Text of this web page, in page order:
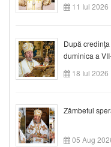
11 Iul 2026
După
duminica a
18 Iul 2026
Zâmbetul
05 Aug